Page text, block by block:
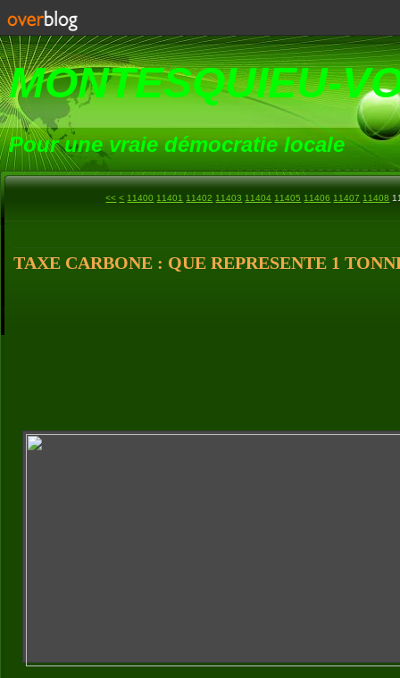
MONTESQUIEU-
Pour une vraie démocratie locale
<< < 11400 11401 11402 11403 11404 11405 11406 11407 11408
TAXE CARBONE : QUE REPRESENTE 1